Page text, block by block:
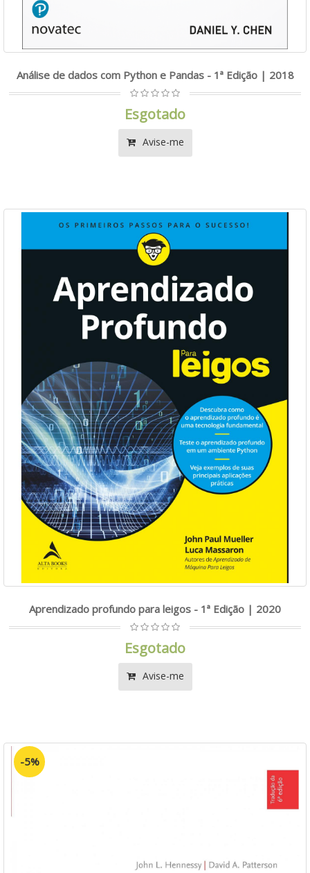
Análise de dados com Python e Pandas - 1ª Edição | 2018
Esgotado
Avise-me
Aprendizado profundo para leigos - 1ª Edição | 2020
Esgotado
Avise-me
-5%